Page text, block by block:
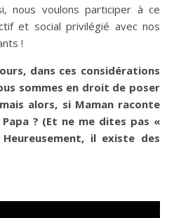
nous voulons participer à ce
et social privilégié avec nos
!
dans ces considérations
sommes en droit de poser
alors, si Maman raconte
? (Et ne me dites pas «
il existe des